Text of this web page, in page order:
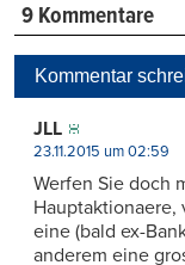
9 Kommentare
Kommentar
JLL
23.11.2015 um 02:59
Werfen Sie doch
eine (bald ex-
anderem eine